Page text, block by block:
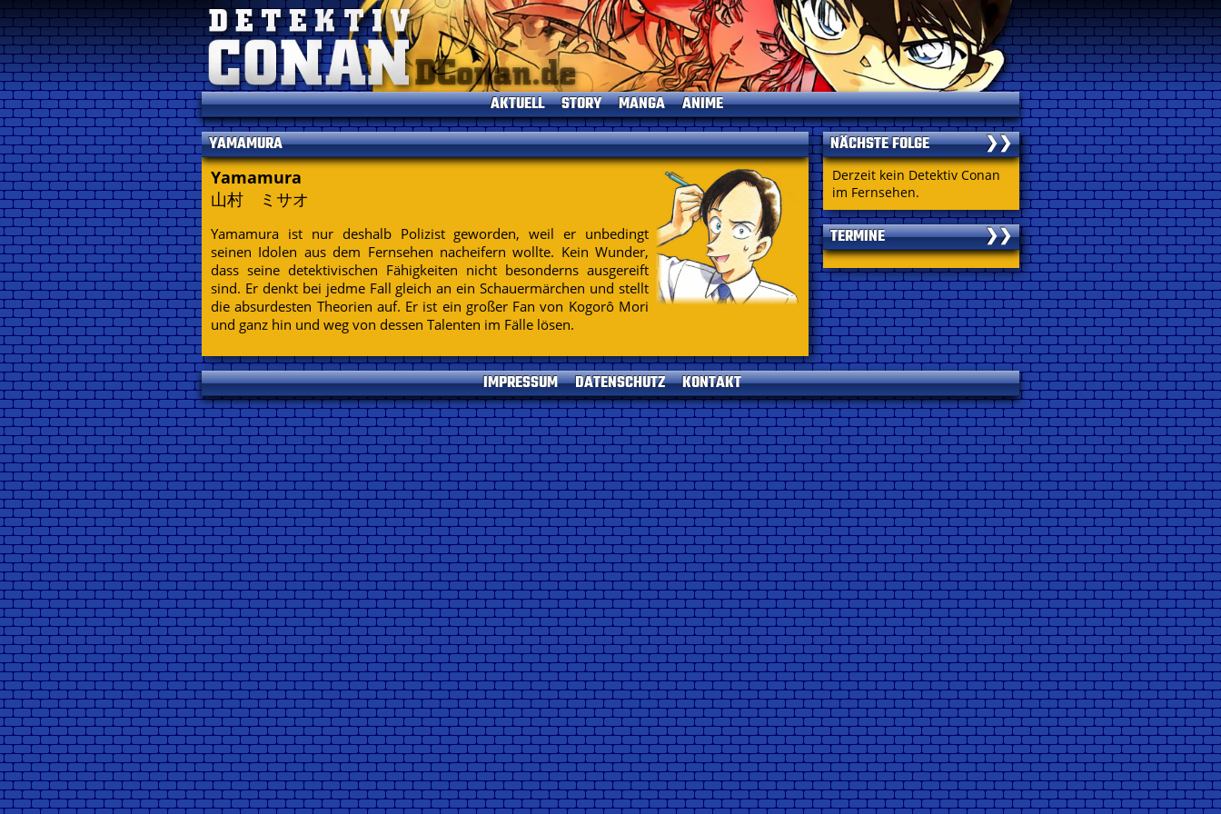
AKTUELL
News
TV-Programm
Seitenhistorie
Datenschutz
Kontakt
Impressum
STORY
Einleitung
Charaktere
Gosho Aoyama
MANGA
Einleitung
Alle Bände
Kapitelliste
Short Stories
ANIME
Einleitung
Episoden
Kinofilme
Sprecher
Musik
Specials
DVDs
YAMAMURA
Yamamura
山村 ミサオ
Yamamura ist nur deshalb Polizist geworden, weil er unbedingt
seinen Idolen aus dem Fernsehen nacheifern wollte. Kein Wunder,
dass seine detektivischen Fähigkeiten nicht besonderns ausgereift
sind. Er denkt bei jedme Fall gleich an ein Schauermärchen und stellt
die absurdesten Theorien auf. Er ist ein großer Fan von Kogorô Mori
und ganz hin und weg von dessen Talenten im Fälle lösen.
❯❯
NÄCHSTE FOLGE
Derzeit kein Detektiv Conan
im Fernsehen.
❯❯
TERMINE
IMPRESSUM DATENSCHUTZ KONTAKT